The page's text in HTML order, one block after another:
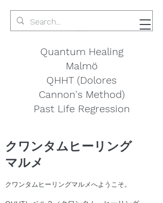
Quantum Healing
Malmö
QHHT (Dolores
Cannon's Method)
Past Life Regression
クワンタムヒーリング
マルメ
クワンタムヒーリングマルメへようこそ。